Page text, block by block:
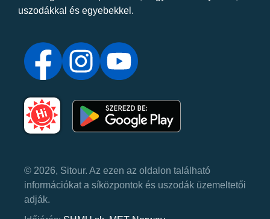
uszodákkal és egyebekkel.
© 2026, Sitour. Az ezen az oldalon található
információkat a síközpontok és uszodák üzemeltetői
adják.